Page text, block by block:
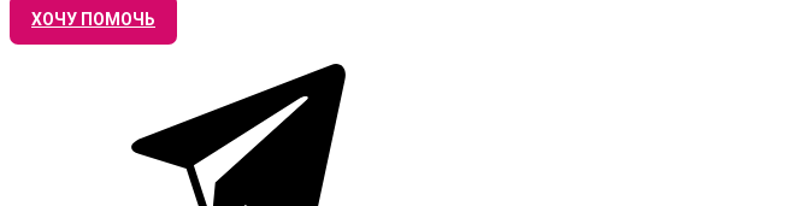
ХОЧУ ПОМОЧЬ